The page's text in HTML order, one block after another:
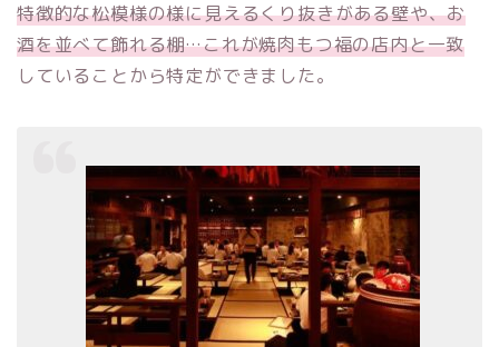
特徴的な松模様の様に見えるくり抜きがある壁や、お
酒を並べて飾れる棚…これが焼肉もつ福の店内と一致
していることから特定ができました。